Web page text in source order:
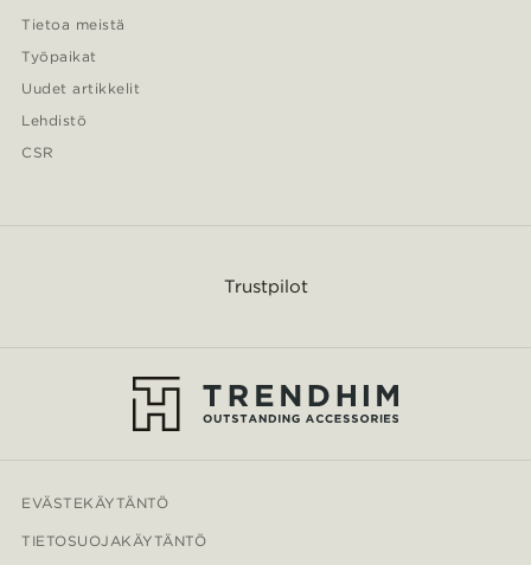
Tietoa meistä
Työpaikat
Uudet artikkelit
Lehdistö
CSR
Trustpilot
EVÄSTEKÄYTÄNTÖ
TIETOSUOJAKÄYTÄNTÖ